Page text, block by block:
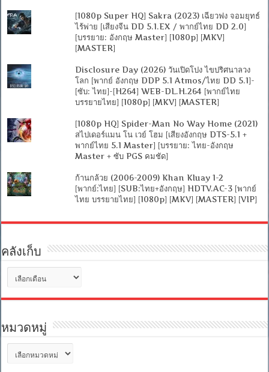
[1080p Super HQ] Sakra (2023) เฉียวฟง จอมยุทธ์
ไร้พ่าย [เสียงจีน DD 5.1.EX / พากย์ไทย DD 2.0]
[บรรยาย: อังกฤษ Master] [1080p] [MKV]
[MASTER]
Disclosure Day (2026) วันเปิดโปง ไขปริศนาลวง
โลก [พากย์ อังกฤษ DDP 5.1 Atmos/ไทย DD 5.1]-
[ซับ: ไทย]-[H264] WEB-DL.H.264 [พากย์ไทย
บรรยายไทย] [1080p] [MKV] [MASTER]
[1080p HQ] Spider-Man No Way Home (2021)
สไปเดอร์แมน โน เวย์ โฮม [เสียงอังกฤษ DTS-5.1 +
พากย์ไทย 5.1 Master] [บรรยาย: ไทย-อังกฤษ
Master + ซับ PGS คมชัด]
ก้านกล้วย (2006-2009) Khan Kluay 1-2
[พากย์:ไทย] [SUB:ไทย+อังกฤษ] HDTV.AC-3 [พากย์
ไทย บรรยายไทย] [1080p] [MKV] [MASTER] [VIP]
คลังเก็บ
เก็บ
หมวดหมู่
หมู่